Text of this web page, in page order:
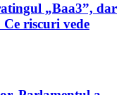
„Baa3”, dar
Ce riscuri vede